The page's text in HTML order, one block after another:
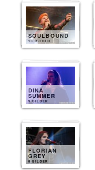
SOULBOUND
10 BILDER
DINA
SUMMER
9 BILDER
FLORIAN
GREY
8 BILDER